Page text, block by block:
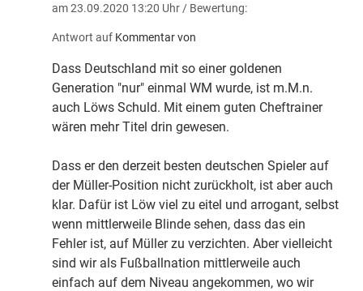
am 23.09.2020 13:20 Uhr / Bewertung:
Antwort auf Kommentar von
Dass Deutschland mit so einer goldenen
Generation "nur" einmal WM wurde, ist m.M.n.
auch Löws Schuld. Mit einem guten Cheftrainer
wären mehr Titel drin gewesen.
Dass er den derzeit besten deutschen Spieler auf
der Müller-Position nicht zurückholt, ist aber auch
klar. Dafür ist Löw viel zu eitel und arrogant, selbst
wenn mittlerweile Blinde sehen, dass das ein
Fehler ist, auf Müller zu verzichten. Aber vielleicht
sind wir als Fußballnation mittlerweile auch
einfach auf dem Niveau angekommen, wo wir